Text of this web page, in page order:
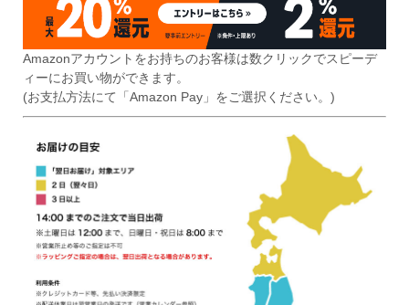
Amazonアカウントをお持ちのお客様は数クリックでスピーデ
ィーにお買い物ができます。
(お支払方法にて「Amazon Pay」をご選択ください。)